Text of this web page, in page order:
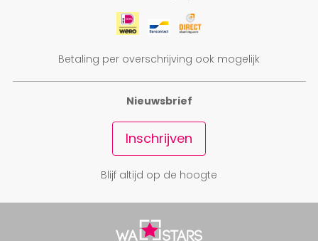
Betaling per overschrijving ook mogelijk
Nieuwsbrief
Inschrijven
Blijf altijd op de hoogte